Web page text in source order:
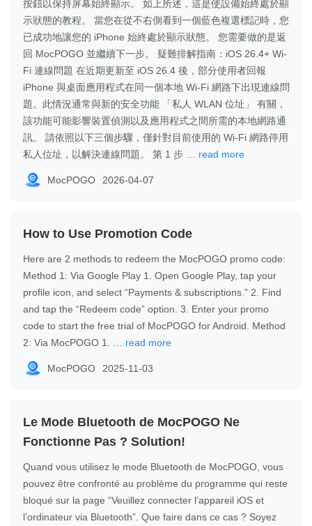
按鈕以保持屏幕始終顯示。 如上所述，這是使設備始終處於顯
示狀態的教程。 當您在從不右側看到一個藍色複選標記時，您
已成功地讓您的 iPhone 始終處於顯示狀態。 您需要做的是返
回 MocPOGO 並繼續下一步。 疑難排解指南：iOS 26.4+ Wi-
Fi 連線問題 在近期更新至 iOS 26.4 後，部分使用者回報
iPhone 與桌面應用程式在同一個本地 Wi-Fi 網路下出現連線問
題。此情況通常與新的安全功能 「私人 WLAN 位址」 有關，
該功能可能影響裝置偵測以及應用程式之間所需的本地網路通
訊。 請依照以下三個步驟，僅針對目前使用的 Wi-Fi 網路停用
私人位址，以解決連線問題。 第 1 步 … read more
MocPOGO 2026-04-07
How to Use Promotion Code
Here are 2 methods to redeem the MocPOGO promo code:
Method 1: Via Google Play 1. Open Google Play, tap your
profile icon, and select “Payments & subscriptions.” 2. Find
and tap the “Redeem code” option. 3. Enter your promo
code to start the free trial of MocPOGO for Android. Method
2: Via MocPOGO 1. … read more
MocPOGO 2025-11-03
Le Mode Bluetooth de MocPOGO Ne
Fonctionne Pas ? Solution!
Quand vous utilisez le mode Bluetooth de MocPOGO, vous
pouvez être confronté au problème du programme qui reste
bloqué sur la page “Veuillez connecter l’appareil iOS et
l’ordinateur via Bluetooth”. Que faire dans ce cas ? Soyez